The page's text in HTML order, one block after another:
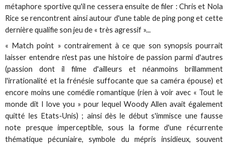
métaphore sportive qu'il ne cessera ensuite de filer : Chris et Nola
Rice se rencontrent ainsi autour d'une table de ping pong et cette
dernière qualifie son jeu de « très agressif »...
« Match point » contrairement à ce que son synopsis pourrait
laisser entendre n'est pas une histoire de passion parmi d'autres
(passion dont il filme d'ailleurs et néanmoins brillamment
l'irrationalité et la frénésie suffocante que sa caméra épouse) et
encore moins une comédie romantique (rien à voir avec « Tout le
monde dit I love you » pour lequel Woody Allen avait également
quitté les Etats-Unis) ; ainsi dès le début s'immisce une fausse
note presque imperceptible, sous la forme d'une récurrente
thématique pécuniaire, symbole du mépris insidieux, souvent